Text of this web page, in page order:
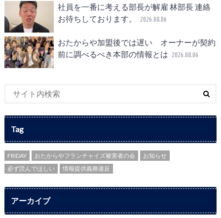
社員を一番に考える部長が解雇 林部長 連絡
お待ちしております。
2026.08.06
おたからや加盟後では遅い オーナーが契約
前に調べるべき本部の情報とは 2026.08.06
Tag
FRIDAY おたからやフランチャイズ被害者の会
お知らせ
必ず読んでほしい
情報提供義務違反
アーカイブ